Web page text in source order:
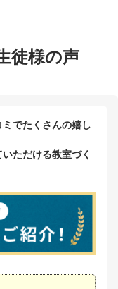
徒様の声
でたくさんの嬉し
ただける教室づく